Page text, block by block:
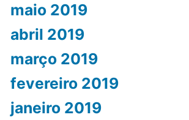
maio 2019
abril 2019
março 2019
fevereiro 2019
janeiro 2019